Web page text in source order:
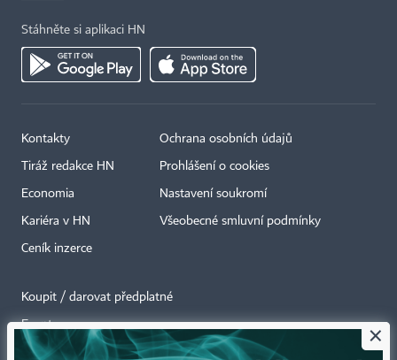
Stáhněte si aplikaci HN
Kontakty
Tiráž redakce HN
Economia
Kariéra v HN
Ceník inzerce
Ochrana osobních údajů
Prohlášení o cookies
Nastavení soukromí
Všeobecné smluvní podmínky
Koupit / darovat předplatné
Eventy
Newslettery
×